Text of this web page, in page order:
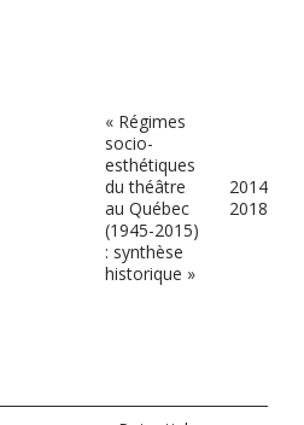
« Régimes
socio-
esthétiques
du théâtre
au Québec
(1945-2015)
: synthèse
historique »
2014-
2018